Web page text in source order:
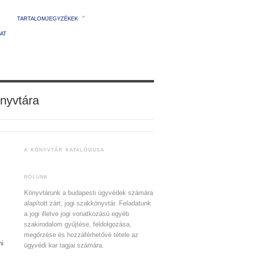
TARTALOMJEGYZÉKEK
A KÖNYVTÁR KATALÓGUSA
RÓLUNK
Könyvtárunk a budapesti ügyvédek számára
alapított zárt, jogi szakkönyvtár. Feladatunk
a jogi illetve jogi vonatkozású egyéb
szakirodalom gyűjtése, feldolgozása,
megőrzése és hozzáférhetővé tétele az
ügyvédi kar tagjai számára.